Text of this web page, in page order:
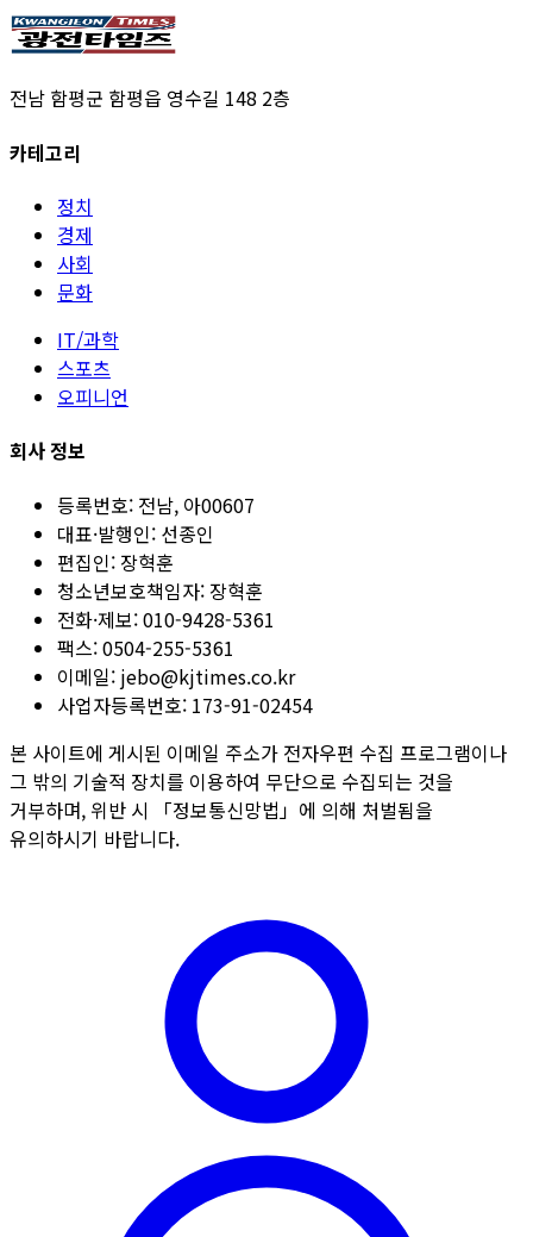
전남 함평군 함평읍 영수길 148 2층
카테고리
정치
경제
사회
문화
IT/과학
스포츠
오피니언
회사 정보
등록번호: 전남, 아00607
대표·발행인: 선종인
편집인: 장혁훈
청소년보호책임자: 장혁훈
전화·제보:010-9428-5361
팩스:0504-255-5361
이메일: jebo@kjtimes.co.kr
사업자등록번호: 173-91-02454
본 사이트에 게시된 이메일 주소가 전자우편 수집 프로그램이나
그 밖의 기술적 장치를 이용하여 무단으로 수집되는 것을
거부하며, 위반 시 「정보통신망법」에 의해 처벌됨을
유의하시기 바랍니다.